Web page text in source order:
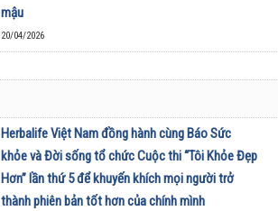
mậu
20/04/2026
Herbalife Việt Nam đồng hành cùng Báo Sức
khỏe và Đời sống tổ chức Cuộc thi “Tôi Khỏe Đẹp
Hơn” lần thứ 5 để khuyến khích mọi người trở
thành phiên bản tốt hơn của chính mình